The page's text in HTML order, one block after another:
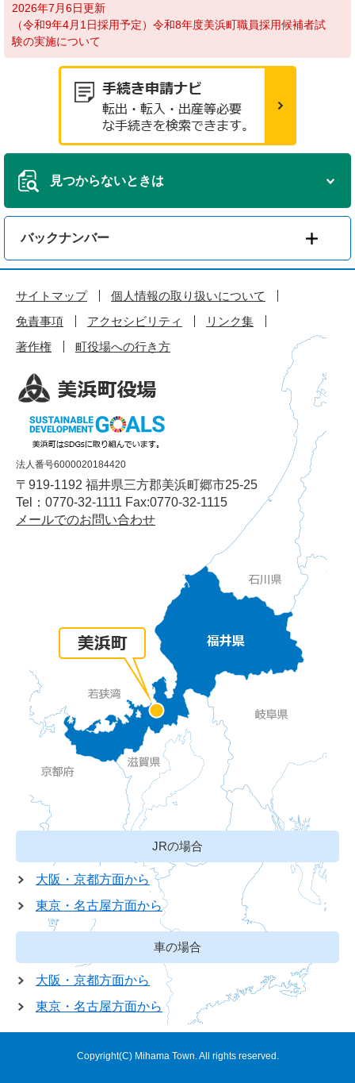
2026年7月6日更新
（令和9年4月1日採用予定）令和8年度美浜町職員採用候補者試
験の実施について
見つからないときは
バックナンバー
サイトマップ
個人情報の取り扱いについて
免責事項
アクセシビリティ
リンク集
著作権
町役場への行き方
法人番号6000020184420
〒919-1192 福井県三方郡美浜町郷市25-25
Tel：0770-32-1111 Fax:0770-32-1115
メールでのお問い合わせ
JRの場合
大阪・京都方面から
東京・名古屋方面から
車の場合
大阪・京都方面から
東京・名古屋方面から
Copyright(C) Mihama Town. All rights reserved.